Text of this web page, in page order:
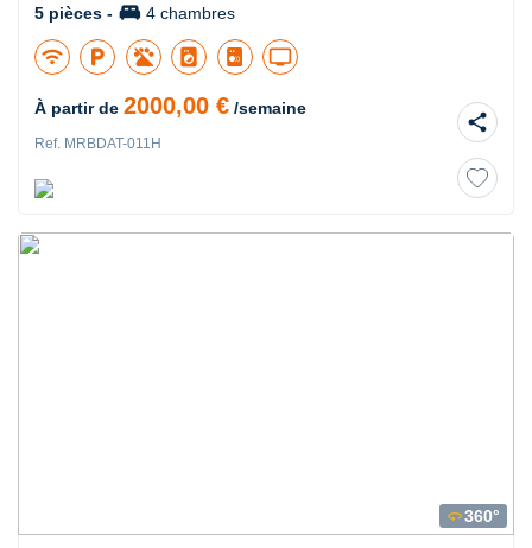
5 pièces - king_bed 4 chambres
wifi local_parking local_laundry_service tv
À partir de 2000,00 € /semaine
Ref. MRBDAT-011H
share
360360°